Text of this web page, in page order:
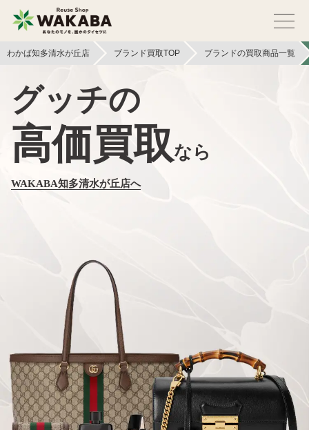
わかば知多清水が丘店 ブランド買取TOP ブランドの買取商品一覧
グッチの
高価買取なら
WAKABA知多清水が丘店へ